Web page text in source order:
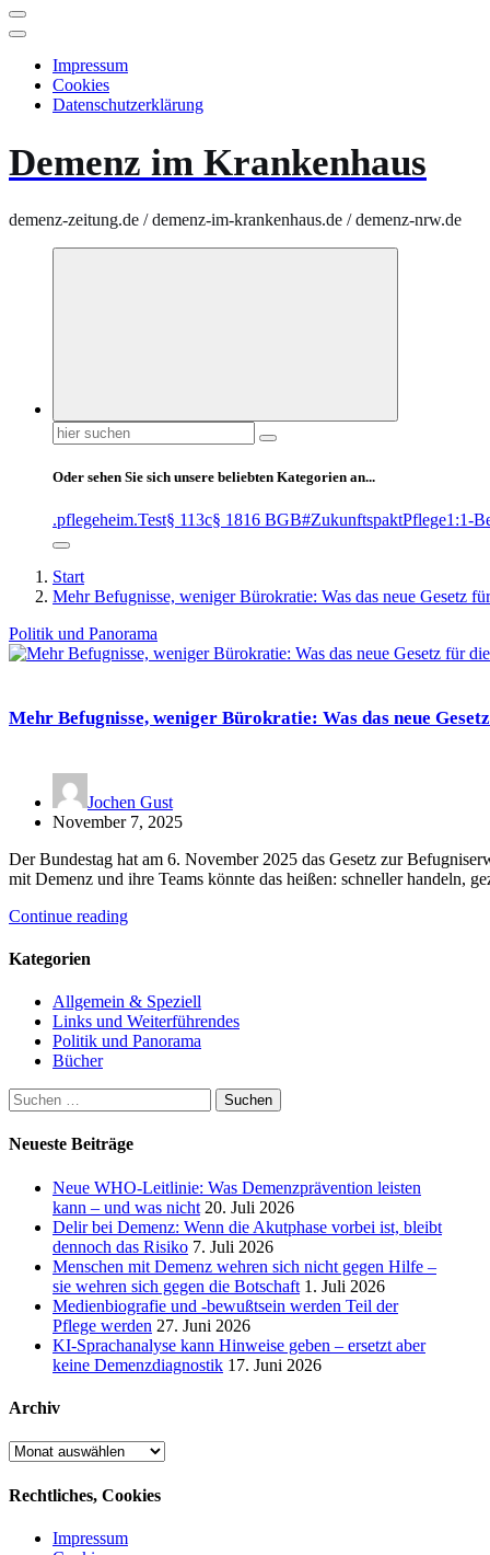
Impressum
Cookies
Datenschutzerklärung
Demenz im Krankenhaus
demenz-zeitung.de / demenz-im-krankenhaus.de / demenz-nrw.de
Suchen
nach:
Oder sehen Sie sich unsere beliebten Kategorien an...
.pflegeheim.Test§ 113c§ 1816 BGB#ZukunftspaktPflege1:1-
Start
Mehr Befugnisse, weniger Bürokratie: Was das neue Gesetz
Politik und Panorama
Mehr Befugnisse, weniger Bürokratie: Was das neue
Jochen Gust
November 7, 2025
Der Bundestag hat am 6. November 2025 das Gesetz zur
mit Demenz und ihre Teams könnte das heißen: schneller handeln,
Continue reading
Kategorien
Allgemein & Speziell
Links und Weiterführendes
Politik und Panorama
Bücher
Suchen
nach:
Neueste Beiträge
Neue WHO-Leitlinie: Was Demenzprävention leisten
kann – und was nicht 20. Juli 2026
Delir bei Demenz: Wenn die Akutphase vorbei ist, bleibt
dennoch das Risiko 7. Juli 2026
Menschen mit Demenz wehren sich nicht gegen Hilfe –
sie wehren sich gegen die Botschaft 1. Juli 2026
Medienbiografie und -bewußtsein werden Teil der
Pflege werden 27. Juni 2026
KI-Sprachanalyse kann Hinweise geben – ersetzt aber
keine Demenzdiagnostik 17. Juni 2026
Archiv
Archiv
Rechtliches, Cookies
Impressum